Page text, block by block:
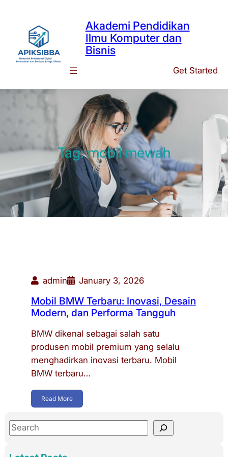
content
Akademi Pendidikan
Ilmu Komputer dan
Bisnis
Get Started
Tag:mobil mewah
admin January 3, 2026
Mobil BMW Terbaru: Inovasi, Desain
Modern, dan Performa Tangguh
BMW dikenal sebagai salah satu
produsen mobil premium yang selalu
menghadirkan inovasi terbaru. Mobil
BMW terbaru…
Read More
S
a